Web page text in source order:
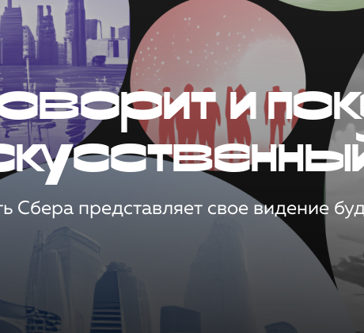
и
Сбера представляет свое видение